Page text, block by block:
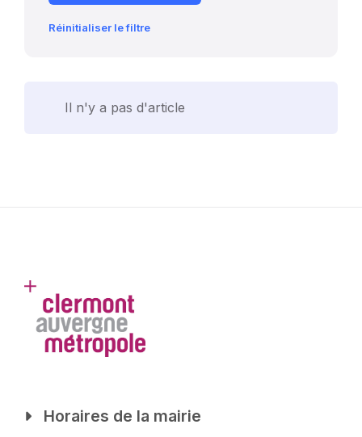
Réinitialiser le filtre
Il n'y a pas d'article
Horaires de la mairie